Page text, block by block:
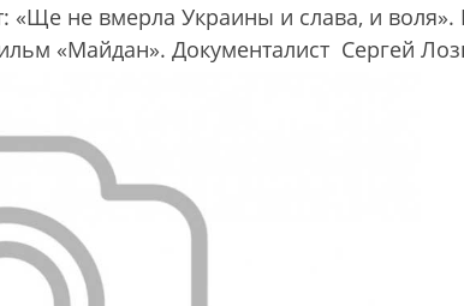
не вмерла Украины и слава, и
«Майдан». Документалист Сергей